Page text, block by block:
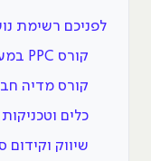
לפניכם רשימת
קורס PPC במערכת Google Ads
קורס מדיה
כלים
שיווק וקידום